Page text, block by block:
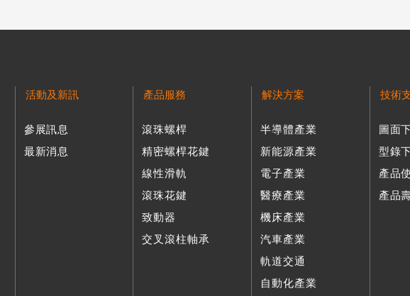
活動及新訊
參展訊息
最新消息
產品服務
滾珠螺桿
精密螺桿花鍵
線性滑軌
滾珠花鍵
致動器
交叉滾柱軸承
解決方案
半導體產業
新能源產業
電子產業
醫療產業
機床產業
汽車產業
軌道交通
自動化產業
技術
圖面
型錄
產品
產品